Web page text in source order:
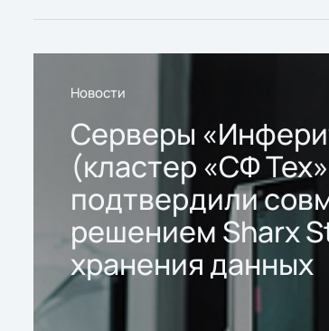
Новости
Серверы
(кластер «СФ
подтвердили
решением Sharx
хранения данных